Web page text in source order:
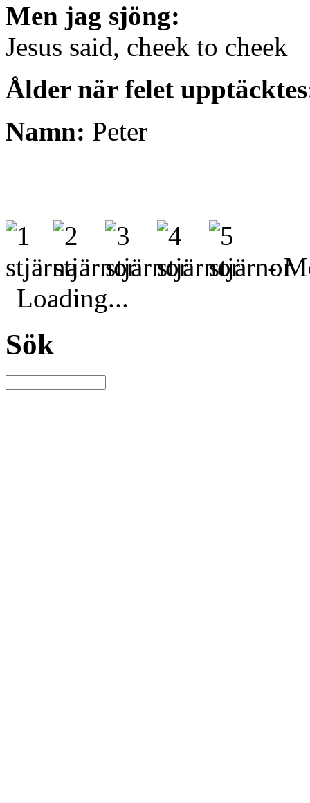
Men jag sjöng:
Jesus said, cheek to cheek
Ålder när felet
Namn: Peter
-
Loading...
Sök